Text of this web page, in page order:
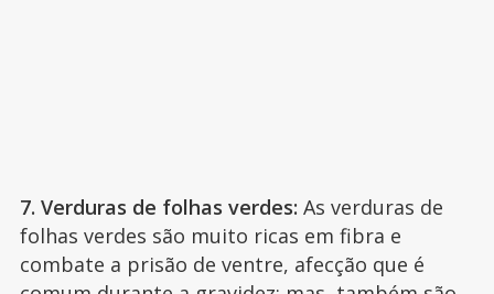
7. Verduras de folhas verdes: As verduras de
folhas verdes são muito ricas em fibra e
combate a prisão de ventre, afecção que é